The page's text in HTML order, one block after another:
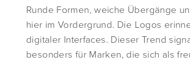
Runde Formen, weiche Übergänge
hier im Vordergrund. Die Logos
digitaler Interfaces. Dieser Trend
besonders für Marken, die sich als